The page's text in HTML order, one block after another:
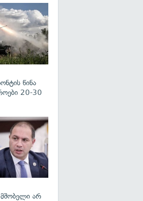
წინა
20-30
მშობელი არ